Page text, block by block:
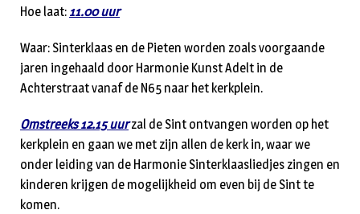
Hoe laat: 11.00 uur
Waar: Sinterklaas en de Pieten worden zoals voorgaande
jaren ingehaald door Harmonie Kunst Adelt in de
Achterstraat vanaf de N65 naar het kerkplein.
Omstreeks 12.15 uurzal de Sint ontvangen worden op het
kerkplein en gaan we met zijn allen de kerk in, waar we
onder leiding van de Harmonie Sinterklaasliedjes zingen en
kinderen krijgen de mogelijkheid om even bij de Sint te
komen.